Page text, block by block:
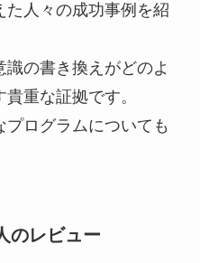
人々の成功事例を紹
の書き換えがどのよ
重な証拠です。
ログラムについても
のレビュー